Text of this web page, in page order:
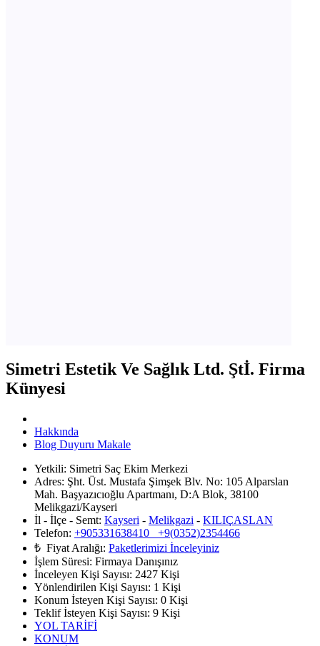
Simetri Estetik Ve Sağlık Ltd. Ştİ. Firma
Künyesi
Hakkında
Blog Duyuru Makale
Yetkili: Simetri Saç Ekim Merkezi
Adres: Şht. Üst. Mustafa Şimşek Blv. No: 105 Alparslan
Mah. Başyazıcıoğlu Apartmanı, D:A Blok, 38100
Melikgazi/Kayseri
İl - İlçe - Semt: Kayseri - Melikgazi - KILIÇASLAN
Telefon: +905331638410 +9(0352)2354466
₺ Fiyat Aralığı: Paketlerimizi İnceleyiniz
İşlem Süresi: Firmaya Danışınız
İnceleyen Kişi Sayısı: 2427 Kişi
Yönlendirilen Kişi Sayısı: 1 Kişi
Konum İsteyen Kişi Sayısı: 0 Kişi
Teklif İsteyen Kişi Sayısı: 9 Kişi
YOL TARİFİ
KONUM